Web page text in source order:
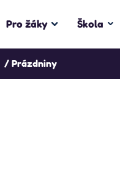
Pro žáky Škola
Prázdniny